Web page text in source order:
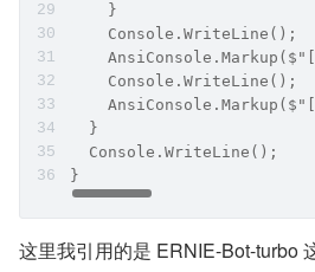
    }
    Console.WriteLine();
    Console.WriteLine();
  }
  Console.WriteLine();
}
这里我引用的是 ERNIE-Bot-turbo